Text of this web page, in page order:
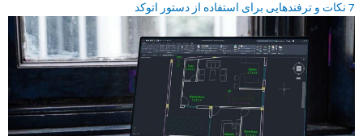
7 نکات و ترفندهایی برای استفاده از دستور اتوکد